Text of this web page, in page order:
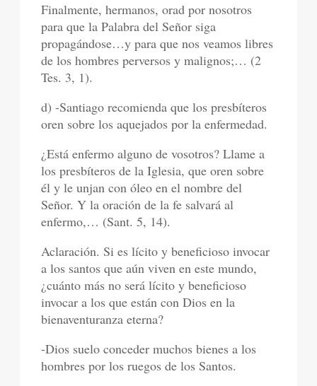
Finalmente, hermanos, orad por nosotros
para que la Palabra del Señor siga
propagándose…y para que nos veamos libres
de los hombres perversos y malignos;… (2
Tes. 3, 1).
d) -Santiago recomienda que los presbíteros
oren sobre los aquejados por la enfermedad.
¿Está enfermo alguno de vosotros? Llame a
los presbíteros de la Iglesia, que oren sobre
él y le unjan con óleo en el nombre del
Señor. Y la oración de la fe salvará al
enfermo,… (Sant. 5, 14).
Aclaración. Si es lícito y beneficioso invocar
a los santos que aún viven en este mundo,
¿cuánto más no será lícito y beneficioso
invocar a los que están con Dios en la
bienaventuranza eterna?
-Dios suelo conceder muchos bienes a los
hombres por los ruegos de los Santos.